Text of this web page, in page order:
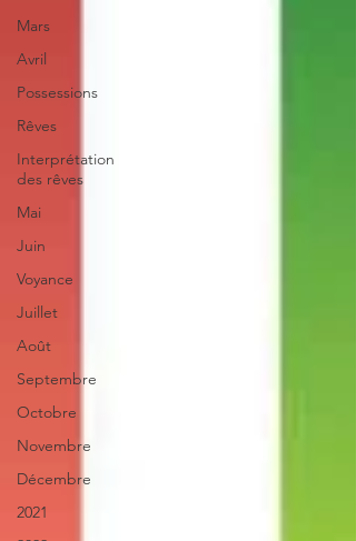
Mars
Avril
Possessions
Rêves
Interprétation
des rêves
Mai
Juin
Voyance
Juillet
Août
Septembre
Octobre
Novembre
Décembre
2021